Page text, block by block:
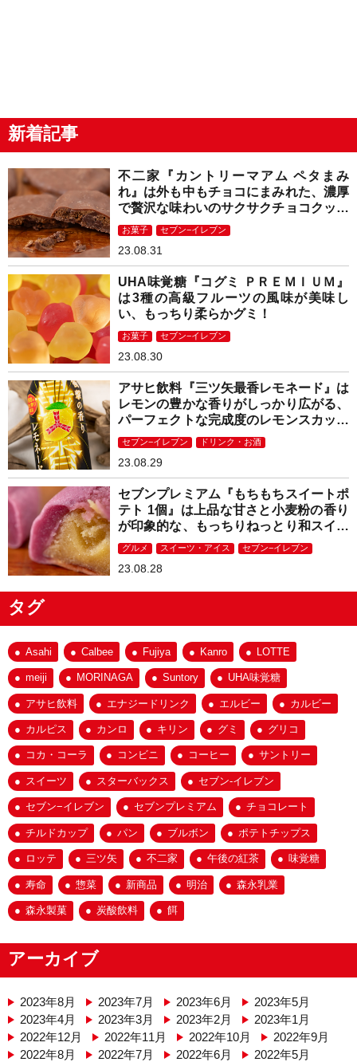
新着記事
不二家『カントリーマアム ペタまみ
れ』は外も中もチョコにまみれた、濃厚
で贅沢な味わいのサクサクチョコクッキ
ー！
お菓子 セブン−イレブン
23.08.31
UHA味覚糖『コグミ ＰＲＥＭＩＵＭ』
は3種の高級フルーツの風味が美味し
い、もっちり柔らかグミ！
お菓子 セブン−イレブン
23.08.30
アサヒ飲料『三ツ矢最香レモネード』は
レモンの豊かな香りがしっかり広がる、
パーフェクトな完成度のレモンスカッシ
ュ！
セブン−イレブン ドリンク・お酒
23.08.29
セブンプレミアム『もちもちスイートポ
テト 1個』は上品な甘さと小麦粉の香り
が印象的な、もっちりねっとり和スイー
ツ！
グルメ スイーツ・アイス セブン−イレブン
23.08.28
タグ
Asahi Calbee Fujiya Kanro LOTTE
meiji MORINAGA Suntory UHA味覚糖
アサヒ飲料 エナジードリンク エルビー カルビー
カルピス カンロ キリン グミ グリコ
コカ・コーラ コンビニ コーヒー サントリー
スイーツ スターバックス セブン-イレブン
セブン−イレブン セブンプレミアム チョコレート
チルドカップ パン ブルボン ポテトチップス
ロッテ 三ツ矢 不二家 午後の紅茶 味覚糖
寿命 惣菜 新商品 明治 森永乳業
森永製菓 炭酸飲料 餌
アーカイブ
2023年8月 2023年7月 2023年6月
2023年5月
2023年4月
2023年3月 2023年2月
2023年1月
2022年12月
2022年11月 2022年10月
2022年9月
2022年8月
2022年7月 2022年6月
2022年5月